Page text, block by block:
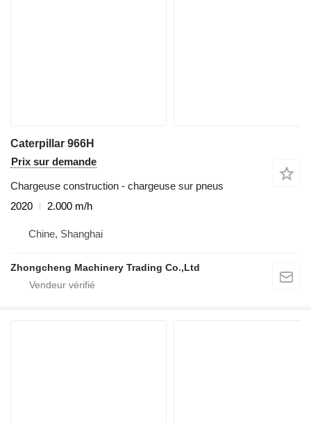
Caterpillar 966H
Prix sur demande
Chargeuse construction - chargeuse sur pneus
2020
2.000 m/h
Chine, Shanghai
Zhongcheng Machinery Trading Co.,Ltd